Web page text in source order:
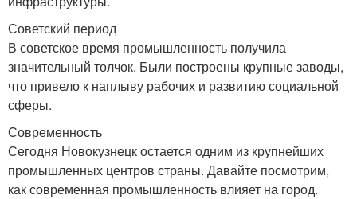
Советский период
В советское время промышленность получила
значительный толчок. Были построены крупные заводы,
что привело к наплыву рабочих и развитию социальной
сферы.
Современность
Сегодня Новокузнецк остается одним из крупнейших
промышленных центров страны. Давайте посмотрим,
как современная промышленность влияет на город.